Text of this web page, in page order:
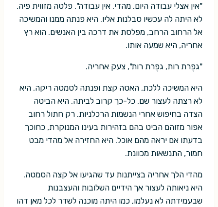
"אין אצלי עבודה היום, מהדי, אין עבודה", פלטה מזווית פיה,
לא היתה לה עכשיו סבלנות אליו. היא פנתה ממנו והמשיכה
אל הרחוב הרחב, מפלסת את דרכה בין האנשים. הוא רץ
אחריה, היא שמעה אותו.
"גפֶרת רות, גפֶרת רות", צעק אחריה.
היא המשיכה ללכת, האטה קצת ופנתה לסמטה ריקה. היא
לא רצתה לעצור שם, כל-כך קרוב לביתה. היא הביטה
הצדה בחיפוש אחרי הנשמות הרכלניות. רק חתול רחוב
אפור מזוהם הביט בהם בזהירות בעינו המנוקרת, כחוכך
בדעתו אם יראה מהם אוכל. היא החזירה אל מהדי מבט
חמור, התנשאות מכוונת.
מהדי הלך אחריה בצייתנות עד שהגיעו אל קצה הסמטה.
היא ניאותה לעצור אך הידיים השלובות והעצבנות
שבעמידתה לא נעלמו, כמו היתה מוכנה לשדר לכל מאן דהו